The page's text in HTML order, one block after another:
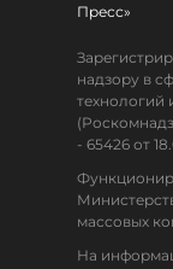
Пресс»
надзору в
технологий
- 65426 от
массовых
На